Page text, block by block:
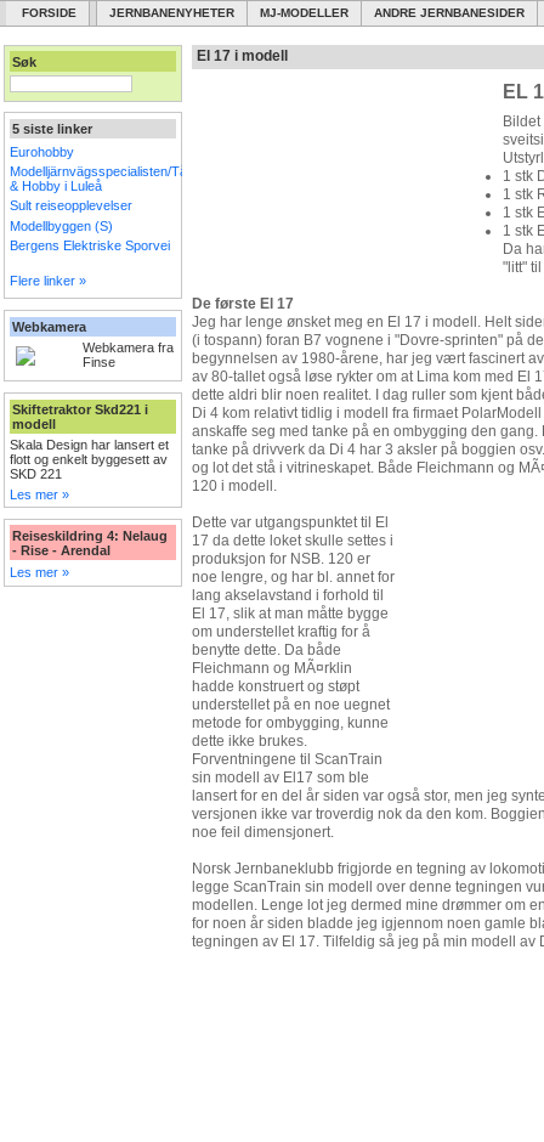
FORSIDE JERNBANENYHETER MJ-MODELLER ANDRE JERNBANESIDER
Søk
5 siste linker
Eurohobby
Modelljärnvägsspecialisten/Tåg
& Hobby i Luleå
Sult reiseopplevelser
Modellbyggen (S)
Bergens Elektriske Sporvei
Flere linker »
Webkamera
Webkamera fra
Finse
Skiftetraktor Skd221 i
modell
Skala Design har lansert et
flott og enkelt byggesett av
SKD 221
Les mer »
Reiseskildring 4: Nelaug
- Rise - Arendal
Les mer »
El 17 i modell
EL
1 stk
1 stk
1 stk
1 stk
Da
"litt"
De første El 17
Jeg har lenge ønsket meg en El 17 i modell. Helt
(i tospann) foran B7 vognene i "Dovre-sprinten" på
begynnelsen av 1980-årene, har jeg vært fascinert
av 80-tallet også løse rykter om at Lima kom med El
dette aldri blir noen realitet. I dag ruller som kjent
Di 4 kom relativt tidlig i modell fra firmaet
anskaffe seg med tanke på en ombygging den
tanke på drivverk da Di 4 har 3 aksler på boggien
og lot det stå i vitrineskapet. Både Fleichmann og
120 i modell.
Dette var utgangspunktet til El
17 da dette loket skulle settes i
produksjon for NSB. 120 er
noe lengre, og har bl. annet for
lang akselavstand i forhold til
El 17, slik at man måtte bygge
om understellet kraftig for å
benytte dette. Da både
Fleichmann og MÃ¤rklin
hadde konstruert og støpt
understellet på en noe uegnet
metode for ombygging, kunne
dette ikke brukes.
Forventningene til ScanTrain
sin modell av El17 som ble
lansert for en del år siden var også stor, men jeg
versjonen ikke var troverdig nok da den kom.
noe feil dimensjonert.
Norsk Jernbaneklubb frigjorde en tegning av
legge ScanTrain sin modell over denne tegningen
modellen. Lenge lot jeg dermed mine drømmer om
for noen år siden bladde jeg igjennom noen gamle
tegningen av El 17. Tilfeldig så jeg på min modell av